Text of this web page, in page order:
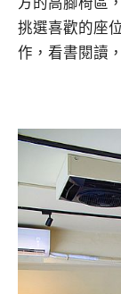
挑選喜歡的座
作，看書閱讀